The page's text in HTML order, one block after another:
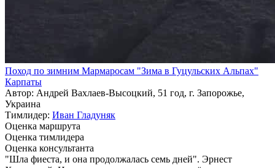
Поход по зимним Мармаросам "Зима в Гуцульских Альпах"
Карпаты
Автор: Андрей Вахлаев-Высоцкий, 51 год, г. Запорожье,
Украина
Тимлидер: Иван Гладуняк
Оценка маршрута
Оценка тимлидера
Оценка консультанта
"Шла фиеста, и она продолжалась семь дней". Эрнест